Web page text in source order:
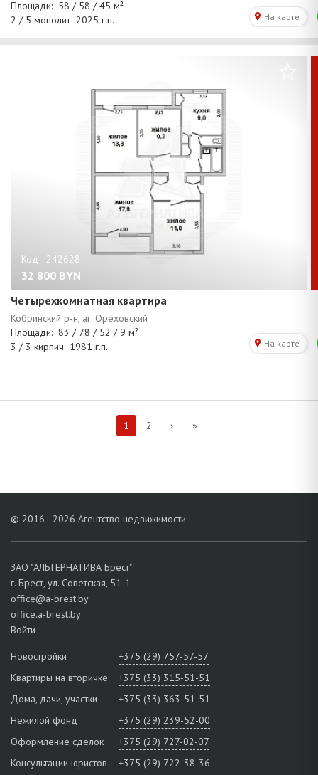
32 800 BYN
Четырехкомнатная квартира
1 2 › »
© 2016 - 2026 Агентство недвижимости
ЗАО "АЛЬТЕРНАТИВА Брест"
г. Брест, ул. Советская, 51-1
office@a-brest.by
office.a-brest.by
Войти
Новостройки
+375 (29) 757-57-57
Квартиры на вторичке
+375 (33) 315-51-51
Дома, дачи, участки
+375 (33) 363-51-51
Нежилой фонд
+375 (29) 239-52-00
Оформление сделок
+375 (29) 727-02-07
Консультации юристов
+375 (29) 722-38-36